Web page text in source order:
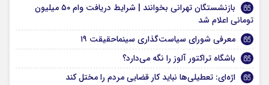
بازنشستگان تهرانی بخوانند | شرایط دریافت وام ۵۰ میلیون
تومانی اعلام شد
معرفی شورای سیاست‌گذاری سینماحقیقت ۱۹
باشگاه تراکتور آلوز را نگه می‌دارد؟
اژه‌ای: تعطیلی‌ها نباید کار قضایی مردم را مختل کند